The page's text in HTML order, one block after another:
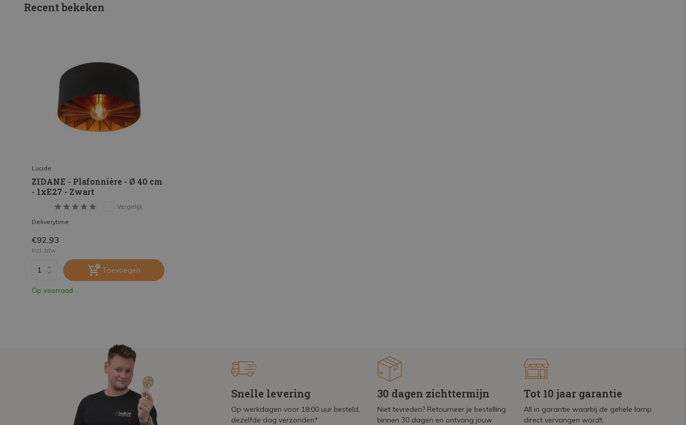
Recent bekeken
Lucide
ZIDANE - Plafonnière - Ø 40 cm
- 1xE27 - Zwart
Vergelijk
Deliverytime
€92,93
Incl. btw
Toevoegen
Op voorraad
Snelle levering
Op werkdagen voor 18:00 uur besteld,
dezelfde dag verzonden*
30 dagen zichttermijn
Niet tevreden? Retourneer je bestelling
binnen 30 dagen en ontvang jouw
Tot 10 jaar garantie
All in garantie waarbij de gehele lamp
direct vervangen wordt.